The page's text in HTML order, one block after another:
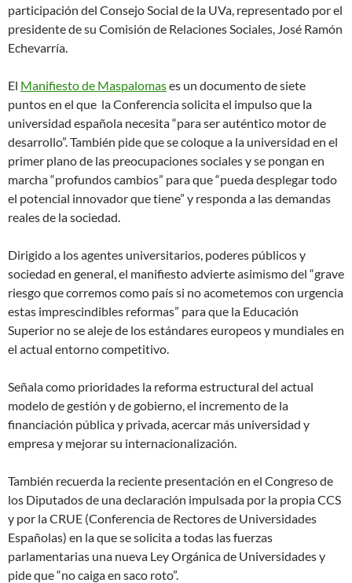
participación del Consejo Social de la UVa, representado por el
presidente de su Comisión de Relaciones Sociales, José Ramón
Echevarría.
El Manifiesto de Maspalomases un documento de siete
puntos en el que la Conferencia solicita el impulso que la
universidad española necesita “para ser auténtico motor de
desarrollo”. También pide que se coloque a la universidad en el
primer plano de las preocupaciones sociales y se pongan en
marcha “profundos cambios” para que “pueda desplegar todo
el potencial innovador que tiene” y responda a las demandas
reales de la sociedad.
Dirigido a los agentes universitarios, poderes públicos y
sociedad en general, el manifiesto advierte asimismo del “grave
riesgo que corremos como país si no acometemos con urgencia
estas imprescindibles reformas” para que la Educación
Superior no se aleje de los estándares europeos y mundiales en
el actual entorno competitivo.
Señala como prioridades la reforma estructural del actual
modelo de gestión y de gobierno, el incremento de la
financiación pública y privada, acercar más universidad y
empresa y mejorar su internacionalización.
También recuerda la reciente presentación en el Congreso de
los Diputados de una declaración impulsada por la propia CCS
y por la CRUE (Conferencia de Rectores de Universidades
Españolas) en la que se solicita a todas las fuerzas
parlamentarias una nueva Ley Orgánica de Universidades y
pide que “no caiga en saco roto”.